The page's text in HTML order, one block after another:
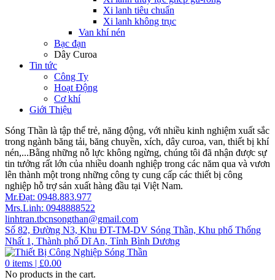
Xi lanh tiêu chuẩn
Xi lanh không trục
Van khí nén
Bạc đạn
Dây Curoa
Tin tức
Công Ty
Hoạt Động
Cơ khí
Giới Thiệu
Sóng Thần là tập thể trẻ, năng động, với nhiều kinh nghiệm xuất sắc
trong ngành băng tải, băng chuyền, xích, dây curoa, van, thiết bị khí
nén,...Bằng những nỗ lực không ngừng, chúng tôi đã nhận được sự
tin tưởng rất lớn của nhiều doanh nghiệp trong các năm qua và vươn
lên thành một trong những công ty cung cấp các thiết bị công
nghiệp hỗ trợ sản xuất hàng đầu tại Việt Nam.
Mr.Đạt: 0948.883.977
Mrs.Linh: 0948888522
linhtran.tbcnsongthan@gmail.com
Số 82, Đường N3, Khu ĐT-TM-DV Sóng Thần, Khu phố Thống
Nhất 1, Thành phố Dĩ An, Tỉnh Bình Dương
0 items | £0.00
No products in the cart.